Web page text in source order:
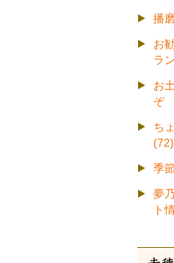
播
お
ラ
お
ぞ
ち
(72)
季
夢
ト